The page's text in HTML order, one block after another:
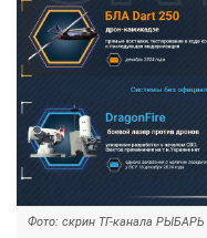
Фото: скрин ТГ-канала РЫБАРЬ